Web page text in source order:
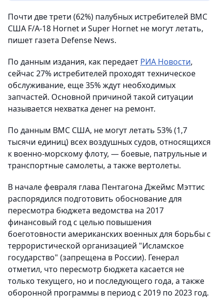
Почти две трети (62%) палубных истребителей ВМС
США F/A-18 Hornet и Super Hornet не могут летать,
пишет газета Defense News.
По данным издания, как передает РИА Новости,
сейчас 27% истребителей проходят техническое
обслуживание, еще 35% ждут необходимых
запчастей. Основной причиной такой ситуации
называется нехватка денег на ремонт.
По данным ВМС США, не могут летать 53% (1,7
тысячи единиц) всех воздушных судов, относящихся
к военно-морскому флоту, — боевые, патрульные и
транспортные самолеты, а также вертолеты.
В начале февраля глава Пентагона Джеймс Мэттис
распорядился подготовить обоснование для
пересмотра бюджета ведомства на 2017
финансовый год с целью повышения
боеготовности американских военных для борьбы с
террористической организацией "Исламское
государство" (запрещена в России). Генерал
отметил, что пересмотр бюджета касается не
только текущего, но и последующего года, а также
оборонной программы в период с 2019 по 2023 год.